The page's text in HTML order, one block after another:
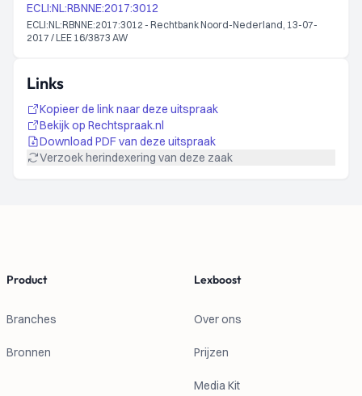
ECLI:NL:RBNNE:2017:3012
ECLI:NL:RBNNE:2017:3012 - Rechtbank Noord-Nederland, 13-07-
2017 / LEE 16/3873 AW
Links
Kopieer de link naar deze uitspraak
Bekijk op Rechtspraak.nl
Download PDF van deze uitspraak
Verzoek herindexering van deze zaak
Product
Branches
Bronnen
Lexboost
Over ons
Prijzen
Media Kit